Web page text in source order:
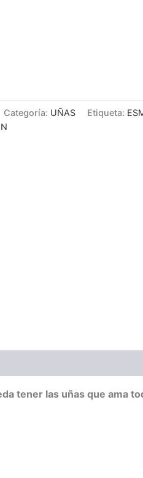
Categoría: UÑAS Etiqueta:
tener las uñas que ama